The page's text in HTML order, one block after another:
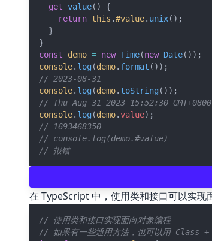
get value() {
return this .#value. unix();
  }
}
const
demo = new Time(new Date());
console. log (demo. format ());
// 2023-08-31
console. log (demo. toString ());
// Thu Aug 31 2023 15:52:30 GMT+0800
console. log (demo.value);
// 1693468350
// console.log(demo.#value)
// 报错
在 TypeScript 中，使用类和接口可以实现
// 使用类和接口实现面向对象编程
// 如果有一些通用方法，也可以用 Class